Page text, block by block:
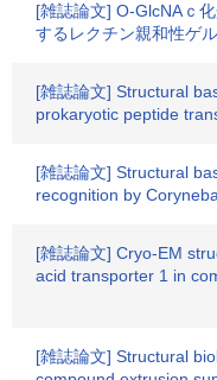
[雑誌論文] O-GlcNAｃ
するレクチン親和性ゲ
[雑誌論文] Structural
prokaryotic peptide
[雑誌論文] Structural
recognition by
[雑誌論文] Cryo-EM
acid transporter 1 in
[雑誌論文] Structural